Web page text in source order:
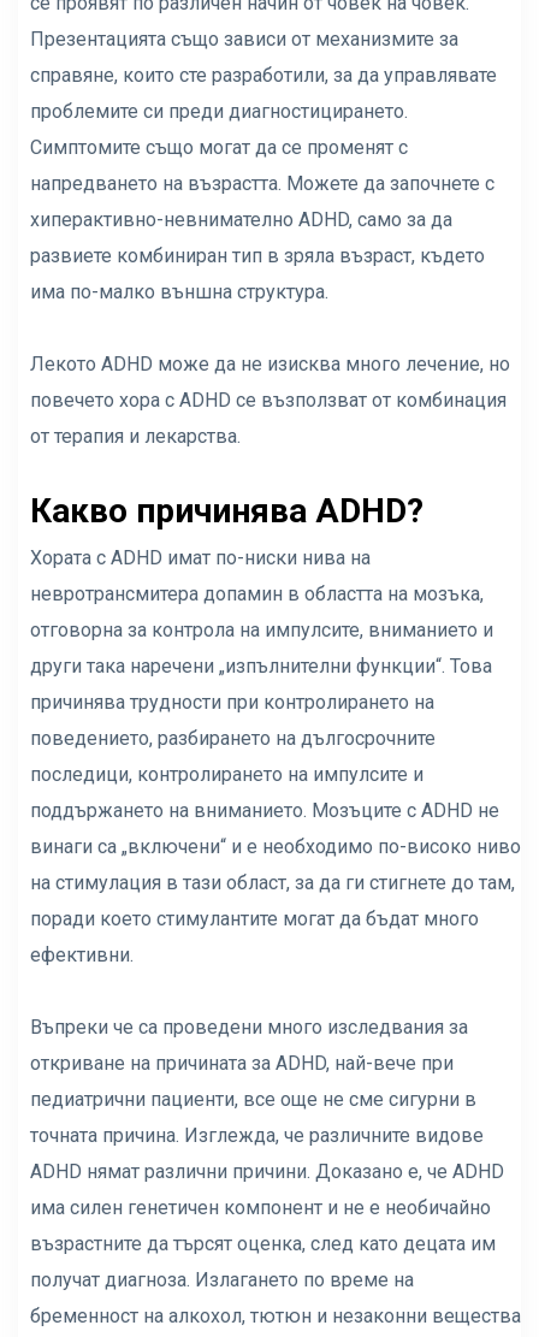
Презентацията също зависи от механизмите за
справяне, които сте разработили, за да управлявате
проблемите си преди диагностицирането.
Симптомите също могат да се променят с
напредването на възрастта. Можете да започнете с
хиперактивно-невнимателно ADHD, само за да
развиете комбиниран тип в зряла възраст, където
има по-малко външна структура.
Лекото ADHD може да не изисква много лечение, но
повечето хора с ADHD се възползват от комбинация
от терапия и лекарства.
Какво причинява ADHD?
Хората с ADHD имат по-ниски нива на
невротрансмитера допамин в областта на мозъка,
отговорна за контрола на импулсите, вниманието и
други така наречени „изпълнителни функции“. Това
причинява трудности при контролирането на
поведението, разбирането на дългосрочните
последици, контролирането на импулсите и
поддържането на вниманието. Мозъците с ADHD не
винаги са „включени“ и е необходимо по-високо ниво
на стимулация в тази област, за да ги стигнете до там,
поради което стимулантите могат да бъдат много
ефективни.
Въпреки че са проведени много изследвания за
откриване на причината за ADHD, най-вече при
педиатрични пациенти, все още не сме сигурни в
точната причина. Изглежда, че различните видове
ADHD нямат различни причини. Доказано е, че ADHD
има силен генетичен компонент и не е необичайно
възрастните да търсят оценка, след като децата им
получат диагноза. Излагането по време на
бременност на алкохол, тютюн и незаконни вещества